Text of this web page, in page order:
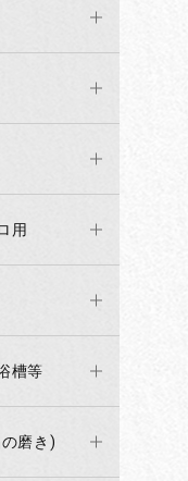
用
槽等
磨き)